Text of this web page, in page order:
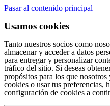
Pasar al contenido principal
Usamos cookies
Tanto nuestros socios como
almacenar y acceder a datos
para entregar y personalizar
tráfico del sitio. Si deseas
propósitos para los que
cookies o usar tus preferencias,
configuración de cookies a